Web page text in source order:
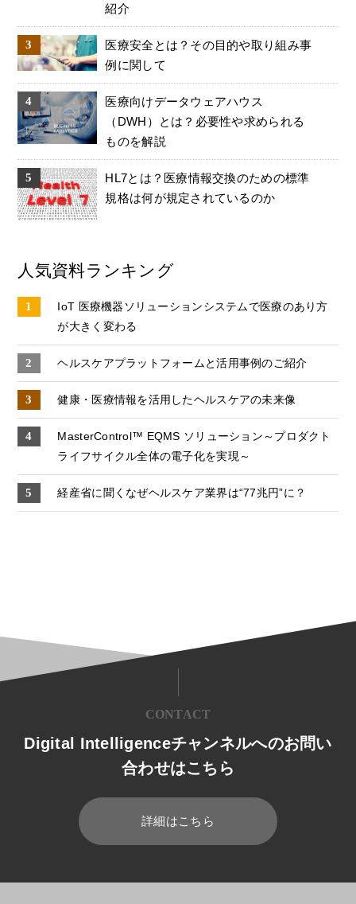
紹介
医療安全とは？その目的や取り組み事
例に関して
医療向けデータウェアハウス
（DWH）とは？必要性や求められる
ものを解説
HL7とは？医療情報交換のための標準
規格は何が規定されているのか
人気資料ランキング
IoT 医療機器ソリューションシステムで医療のあり方
が大きく変わる
ヘルスケアプラットフォームと活用事例のご紹介
健康・医療情報を活用したヘルスケアの未来像
MasterControl™ EQMS ソリューション～プロダクト
ライフサイクル全体の電子化を実現～
経産省に聞くなぜヘルスケア業界は“77兆円”に？
CONTACT
Digital Intelligenceチャンネルへのお問い
合わせはこちら
詳細はこちら